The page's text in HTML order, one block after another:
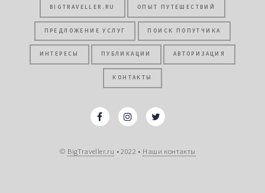
BIGTRAVELLER.RU ОПЫТ ПУТЕШЕСТВИЙ
ПРЕДЛОЖЕНИЕ УСЛУГ ПОИСК ПОПУТЧИКА
ИНТЕРЕСЫ ПУБЛИКАЦИИ АВТОРИЗАЦИЯ
КОНТАКТЫ
© BigTraveller.ru • 2022 • Наши контакты